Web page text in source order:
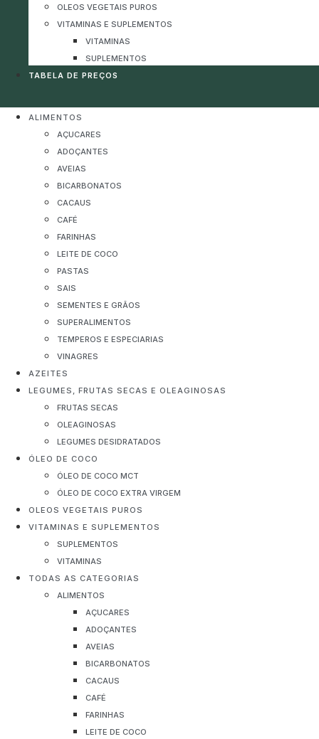
OLEOS VEGETAIS PUROS
VITAMINAS E SUPLEMENTOS
VITAMINAS
SUPLEMENTOS
TABELA DE PREÇOS
ALIMENTOS
AÇUCARES
ADOÇANTES
AVEIAS
BICARBONATOS
CACAUS
CAFÉ
FARINHAS
LEITE DE COCO
PASTAS
SAIS
SEMENTES E GRÃOS
SUPERALIMENTOS
TEMPEROS E ESPECIARIAS
VINAGRES
AZEITES
LEGUMES, FRUTAS SECAS E OLEAGINOSAS
FRUTAS SECAS
OLEAGINOSAS
LEGUMES DESIDRATADOS
ÓLEO DE COCO
ÓLEO DE COCO MCT
ÓLEO DE COCO EXTRA VIRGEM
OLEOS VEGETAIS PUROS
VITAMINAS E SUPLEMENTOS
SUPLEMENTOS
VITAMINAS
TODAS AS CATEGORIAS
ALIMENTOS
AÇUCARES
ADOÇANTES
AVEIAS
BICARBONATOS
CACAUS
CAFÉ
FARINHAS
LEITE DE COCO